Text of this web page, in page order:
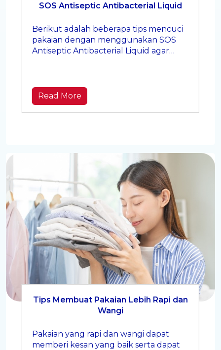
SOS Antiseptic Antibacterial Liquid
Berikut adalah beberapa tips mencuci
pakaian dengan menggunakan SOS
Antiseptic Antibacterial Liquid agar
Read More
Tips Membuat Pakaian Lebih Rapi dan
Wangi
Pakaian yang rapi dan wangi dapat
memberi kesan yang baik serta dapat